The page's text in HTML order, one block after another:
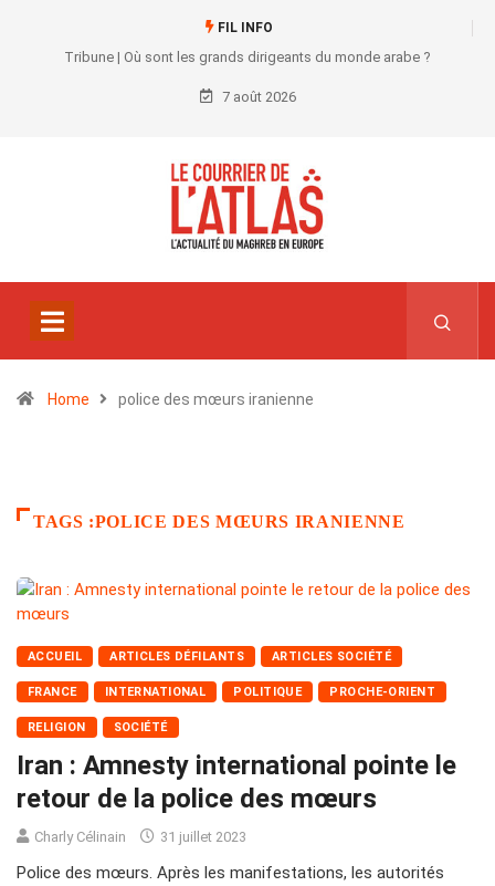
FIL INFO
Tribune | Où sont les grands dirigeants du monde arabe ?
7 août 2026
Home police des mœurs iranienne
TAGS :POLICE DES MŒURS IRANIENNE
ACCUEIL ARTICLES DÉFILANTS ARTICLES SOCIÉTÉ
FRANCE INTERNATIONAL POLITIQUE PROCHE-ORIENT
RELIGION SOCIÉTÉ
Iran : Amnesty international pointe le
retour de la police des mœurs
Charly Célinain 31 juillet 2023
Police des mœurs. Après les manifestations, les autorités